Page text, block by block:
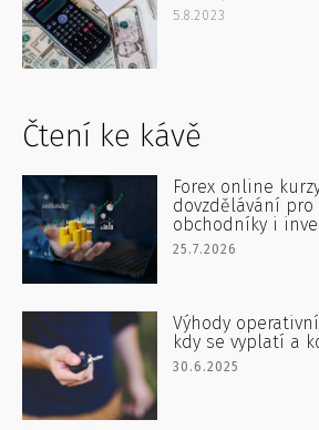
5.8.2023
Čtení ke kávě
Forex online
dovzdělávání pro
obchodníky i
25.7.2026
Výhody
kdy se vyplatí a
30.6.2025